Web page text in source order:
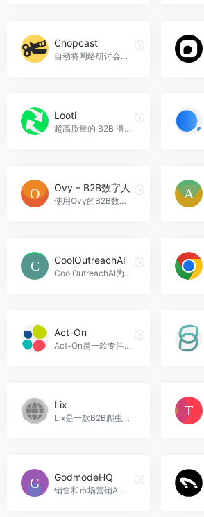
Chopcast
自动将网络研讨会和视频播客中的重要时刻转化为适合社交媒体的片段，100％可编辑。Chopcast官网入口网址
Looti
超高质量的 B2B 潜在客户，Looti官网入口网址
Ovy – B2B数字人
使用Ovy的B2B数字虚拟人，和您的客户保持7x24不间断沟通 Get more qualified leads with Ovy, the B2B revenue platform helps you identify contacts on your website, engage and convert them into customers，Ovy - B2B数字人官网入口网址
CoolOutreachAI
CoolOutreachAI为B2B SaaS公司的销售专业人士创造以AI驱动的相关性超个性化冷邮件，CoolOutreachAI官网入口网址
Act-On
Act-On是一款专注于B2B、B2C和电子邮件营销的营销自动化平台，提供多渠道营销、分析报告、线索评分和人工智能等功能，帮助企业实现增长和客户关系管理，Act-On官网入口网址
Lix
Lix是一款B2B爬虫、邮件查找和API工具，帮助用户快速获取商业联系人信息。Lix官网入口网址
GodmodeHQ
销售和市场营销AI，自动增长您的业务。